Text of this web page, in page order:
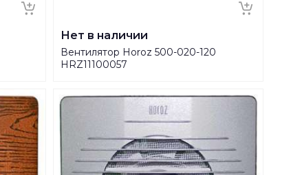
Нет в наличии
Вентилятор Horoz 500-020-120
HRZ11100057